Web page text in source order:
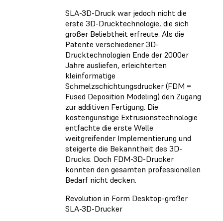
SLA-3D-Druck war jedoch nicht die
erste 3D-Drucktechnologie, die sich
großer Beliebtheit erfreute. Als die
Patente verschiedener 3D-
Drucktechnologien Ende der 2000er
Jahre ausliefen, erleichterten
kleinformatige
Schmelzschichtungsdrucker (FDM =
Fused Deposition Modeling) den Zugang
zur additiven Fertigung. Die
kostengünstige Extrusionstechnologie
entfachte die erste Welle
weitgreifender Implementierung und
steigerte die Bekanntheit des 3D-
Drucks. Doch FDM-3D-Drucker
konnten den gesamten professionellen
Bedarf nicht decken.
Revolution in Form Desktop-großer
SLA-3D-Drucker